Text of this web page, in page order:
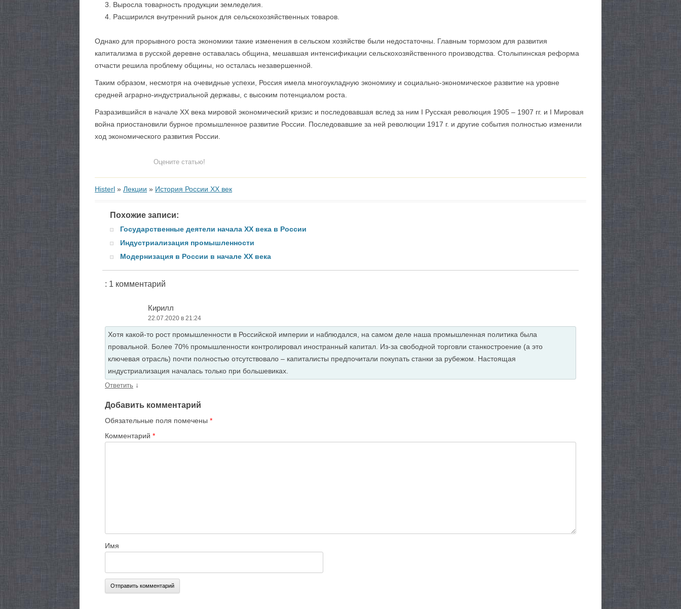
Выросла товарность продукции земледелия.
Расширился внутренний рынок для сельскохозяйственных товаров.
Однако для прорывного роста экономики такие изменения в сельском хозяйстве были недостаточны. Главным тормозом для развития
капитализма в русской деревне оставалась община, мешавшая интенсификации сельскохозяйственного производства. Столыпинская реформа
отчасти решила проблему общины, но осталась незавершенной.
Таким образом, несмотря на очевидные успехи, Россия имела многоукладную экономику и социально-экономическое развитие на уровне
средней аграрно-индустриальной державы, с высоким потенциалом роста.
Разразившийся в начале XX века мировой экономический кризис и последовавшая вслед за ним I Русская революция 1905 – 1907 гг. и I Мировая
война приостановили бурное промышленное развитие России. Последовавшие за ней революции 1917 г. и другие события полностью изменили
ход экономического развития России.
Оцените статью!
Histerl » Лекции » История России XX век
Похожие записи:
Государственные деятели начала XX века в России
Индустриализация промышленности
Модернизация в России в начале ХХ века
: 1 комментарий
Кирилл
22.07.2020 в 21:24
Хотя какой-то рост промышленности в Российской империи и наблюдался, на самом деле наша промышленная политика была
провальной. Более 70% промышленности контролировал иностранный капитал. Из-за свободной торговли станкостроение (а это
ключевая отрасль) почти полностью отсутствовало – капиталисты предпочитали покупать станки за рубежом. Настоящая
индустриализация началась только при большевиках.
Ответить ↓
Добавить комментарий
Обязательные поля помечены *
Комментарий *
Имя